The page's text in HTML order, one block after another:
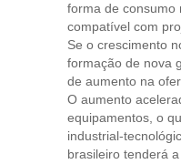
forma de consumo
compatível com
Se o crescimento
formação de nova
de aumento na
O aumento
equipamentos, o
industrial-
brasileiro tenderá